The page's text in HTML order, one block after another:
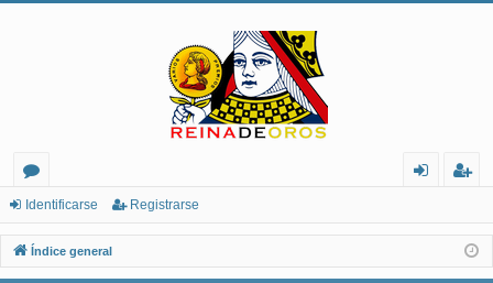
or
os
nt
ifi
ist
ra
Identificarse Registrarse
Índice general